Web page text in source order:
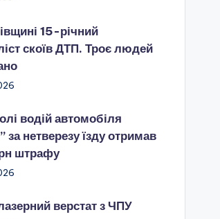
15-річний
скоїв ДТП. Троє людей
водій автомобіля
за нетверезу їзду отримав
штрафу
верстат з ЧПУ